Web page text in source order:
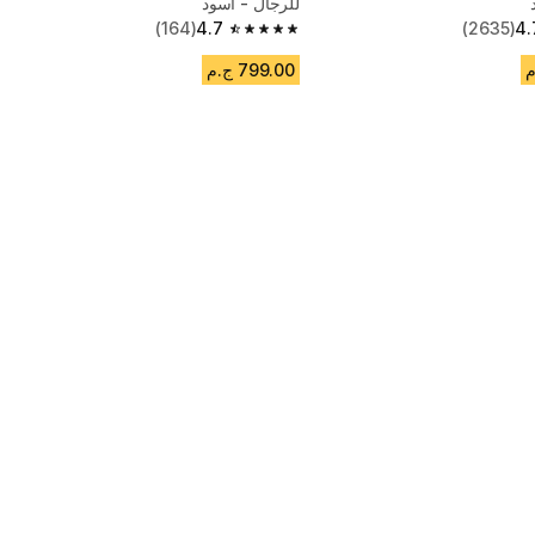
(2635)
4.7
4.7 out of 5 stars from 164 reviews
(164)
799.00 ج.م